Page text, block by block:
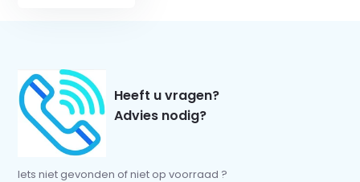
Heeft u vragen?
Advies nodig?
Iets niet gevonden of niet op voorraad ?